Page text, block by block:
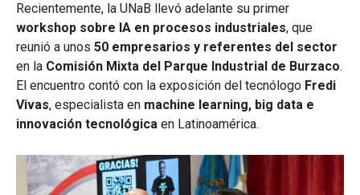
Recientemente, la UNaB llevó adelante su primer
workshop sobre IA en procesos industriales, que
reunió a unos 50 empresarios y referentes del sector
en la Comisión Mixta del Parque Industrial de Burzaco.
El encuentro contó con la exposición del tecnólogo Fredi
Vivas, especialista en machine learning, big data e
innovación tecnológica en Latinoamérica.